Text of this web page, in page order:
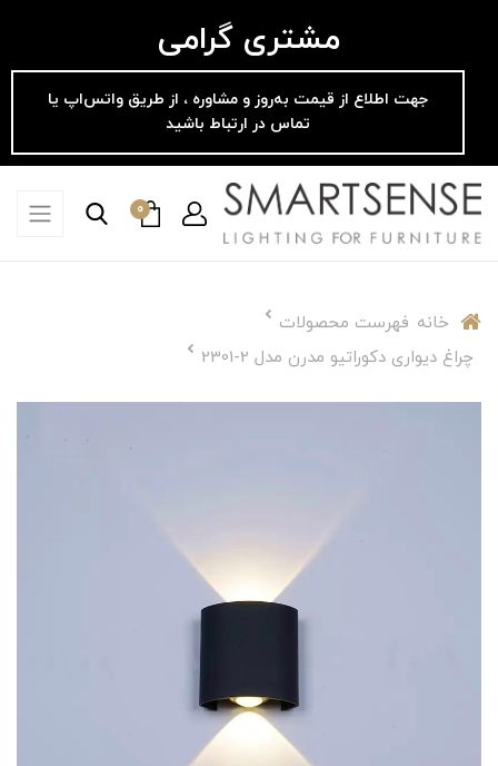
مشتری گرامی
جهت اطلاع از قیمت به‌روز و مشاوره ، از طریق واتس‌اپ یا
تماس در ارتباط باشید
0
خانه فهرست محصولات
چراغ دیواری دکوراتیو مدرن مدل 2-2301